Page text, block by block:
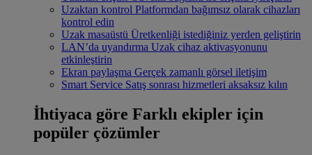
Uzaktan kontrol Platformdan bağımsız olarak cihazları
kontrol edin
Uzak masaüstü Üretkenliği istediğiniz yerden geliştirin
LAN’da uyandırma Uzak cihaz aktivasyonunu
etkinleştirin
Ekran paylaşma Gerçek zamanlı görsel iletişim
Smart Service Satış sonrası hizmetleri aksaksız kılın
İhtiyaca göre Farklı ekipler için
popüler çözümler